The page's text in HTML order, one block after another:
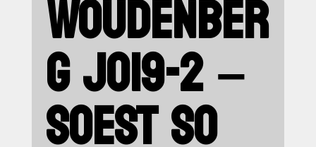
WOUDENBER
G JO19-2 –
SOEST SO